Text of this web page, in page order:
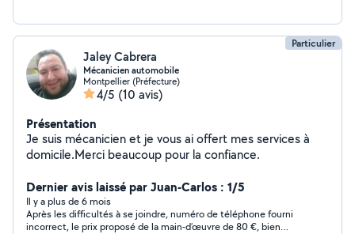
Particulier
Jaley Cabrera
Mécanicien automobile
Montpellier (Préfecture)
4/5 (10 avis)
Présentation
Je suis mécanicien et je vous ai offert mes services à
domicile.Merci beaucoup pour la confiance.
Dernier avis laissé par Juan-Carlos : 1/5
Il y a plus de 6 mois
Après les difficultés à se joindre, numéro de téléphone fourni
incorrect, le prix proposé de la main-d’œuvre de 80 €, bien